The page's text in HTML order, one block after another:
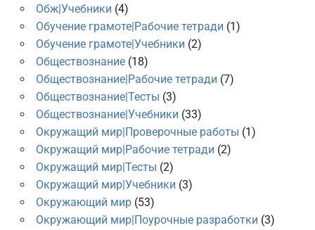
Обж|Учебники (4)
Обучение грамоте|Рабочие тетради (1)
Обучение грамоте|Учебники (2)
Обществознание(18)
Обществознание|Рабочие тетради (7)
Обществознание|Тесты (3)
Обществознание|Учебники (33)
Окружащий мир|Проверочные работы (1)
Окружащий мир|Рабочие тетради (2)
Окружащий мир|Тесты (2)
Окружащий мир|Учебники (3)
Окружающий мир(53)
Окружающий мир|Поурочные разработки (3)